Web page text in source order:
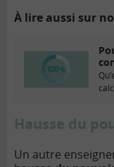
À lire aussi sur
Hausse du
Un autre